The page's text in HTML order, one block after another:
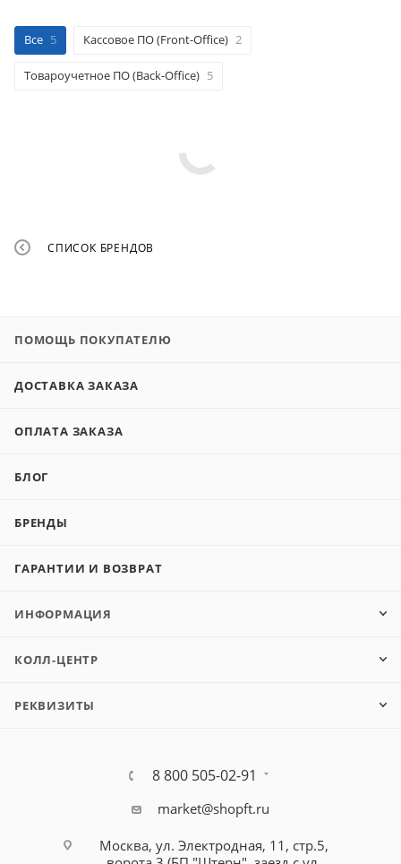
Все 5 Кассовое ПО (Front-Office) 2
Товароучетное ПО (Back-Office) 5
СПИСОК БРЕНДОВ
ПОМОЩЬ ПОКУПАТЕЛЮ
ДОСТАВКА ЗАКАЗА
ОПЛАТА ЗАКАЗА
БЛОГ
БРЕНДЫ
ГАРАНТИИ И ВОЗВРАТ
ИНФОРМАЦИЯ
КОЛЛ-ЦЕНТР
РЕКВИЗИТЫ
8 800 505-02-91
market@shopft.ru
Москва, ул. Электродная, 11, стр.5,